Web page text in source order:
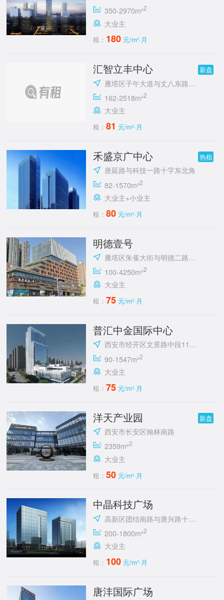
350-2970m²2
大业主
租： 180 元/m²·月
汇智立丰中心 新盘
雁塔区子午大道与丈八东路十字立丰城
162-2518m²2
大业主
租：81 元/m²·月
禾盛京广中心 热租
唐延路与科技一路十字东北角
82-1570m²2
大业主+小业主
租：80 元/m²·月
明德壹号
雁塔区朱雀大街与明德二路十字东北角
100-4250m²2
大业主
租：75 元/m²·月
普汇中金国际中心
西安市经开区文景路中段118号
90-1547m²2
大业主
租：75 元/m²·月
洋天产业园 新盘
西安市长安区翰林南路
2359m²2
大业主
租：50 元/m²·月
中晶科技广场
高新区团结南路与唐兴路十字东南角
200-1800m²2
大业主
租： 100 元/m²·月
唐沣国际广场